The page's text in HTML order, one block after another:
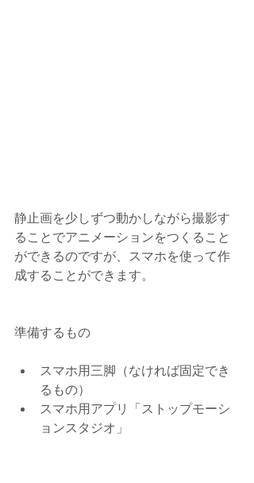
静止画を少しずつ動かしながら撮影す
ることでアニメーションをつくること
ができるのですが、スマホを使って作
成することができます。
準備するもの
スマホ用三脚（なければ固定でき
るもの）
スマホ用アプリ「ストップモーシ
ョンスタジオ」